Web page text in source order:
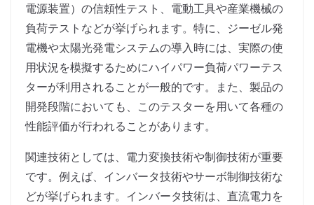
電源装置）の信頼性テスト、電動工具や産業機械の
負荷テストなどが挙げられます。特に、ジーゼル発
電機や太陽光発電システムの導入時には、実際の使
用状況を模擬するためにハイパワー負荷パワーテス
ターが利用されることが一般的です。また、製品の
開発段階においても、このテスターを用いて各種の
性能評価が行われることがあります。
関連技術としては、電力変換技術や制御技術が重要
です。例えば、インバータ技術やサーボ制御技術な
どが挙げられます。インバータ技術は、直流電力を